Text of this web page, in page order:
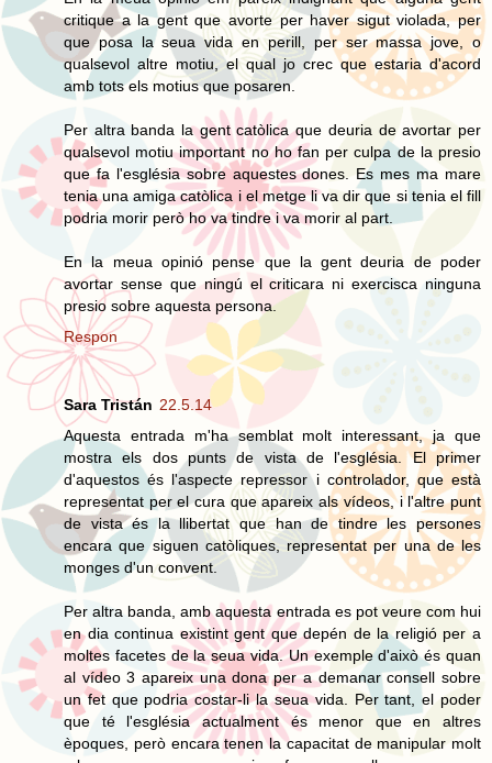
critique a la gent que avorte per haver sigut violada, per
que posa la seua vida en perill, per ser massa jove, o
qualsevol altre motiu, el qual jo crec que estaria d'acord
amb tots els motius que posaren.
Per altra banda la gent catòlica que deuria de avortar per
qualsevol motiu important no ho fan per culpa de la presio
que fa l'església sobre aquestes dones. Es mes ma mare
tenia una amiga catòlica i el metge li va dir que si tenia el fill
podria morir però ho va tindre i va morir al part.
En la meua opinió pense que la gent deuria de poder
avortar sense que ningú el criticara ni exercisca ninguna
presio sobre aquesta persona.
Respon
Sara Tristán 22.5.14
Aquesta entrada m'ha semblat molt interessant, ja que
mostra els dos punts de vista de l'església. El primer
d'aquestos és l'aspecte repressor i controlador, que està
representat per el cura que apareix als vídeos, i l'altre punt
de vista és la llibertat que han de tindre les persones
encara que siguen catòliques, representat per una de les
monges d'un convent.
Per altra banda, amb aquesta entrada es pot veure com hui
en dia continua existint gent que depén de la religió per a
moltes facetes de la seua vida. Un exemple d'això és quan
al vídeo 3 apareix una dona per a demanar consell sobre
un fet que podria costar-li la seua vida. Per tant, el poder
que té l'església actualment és menor que en altres
èpoques, però encara tenen la capacitat de manipular molt